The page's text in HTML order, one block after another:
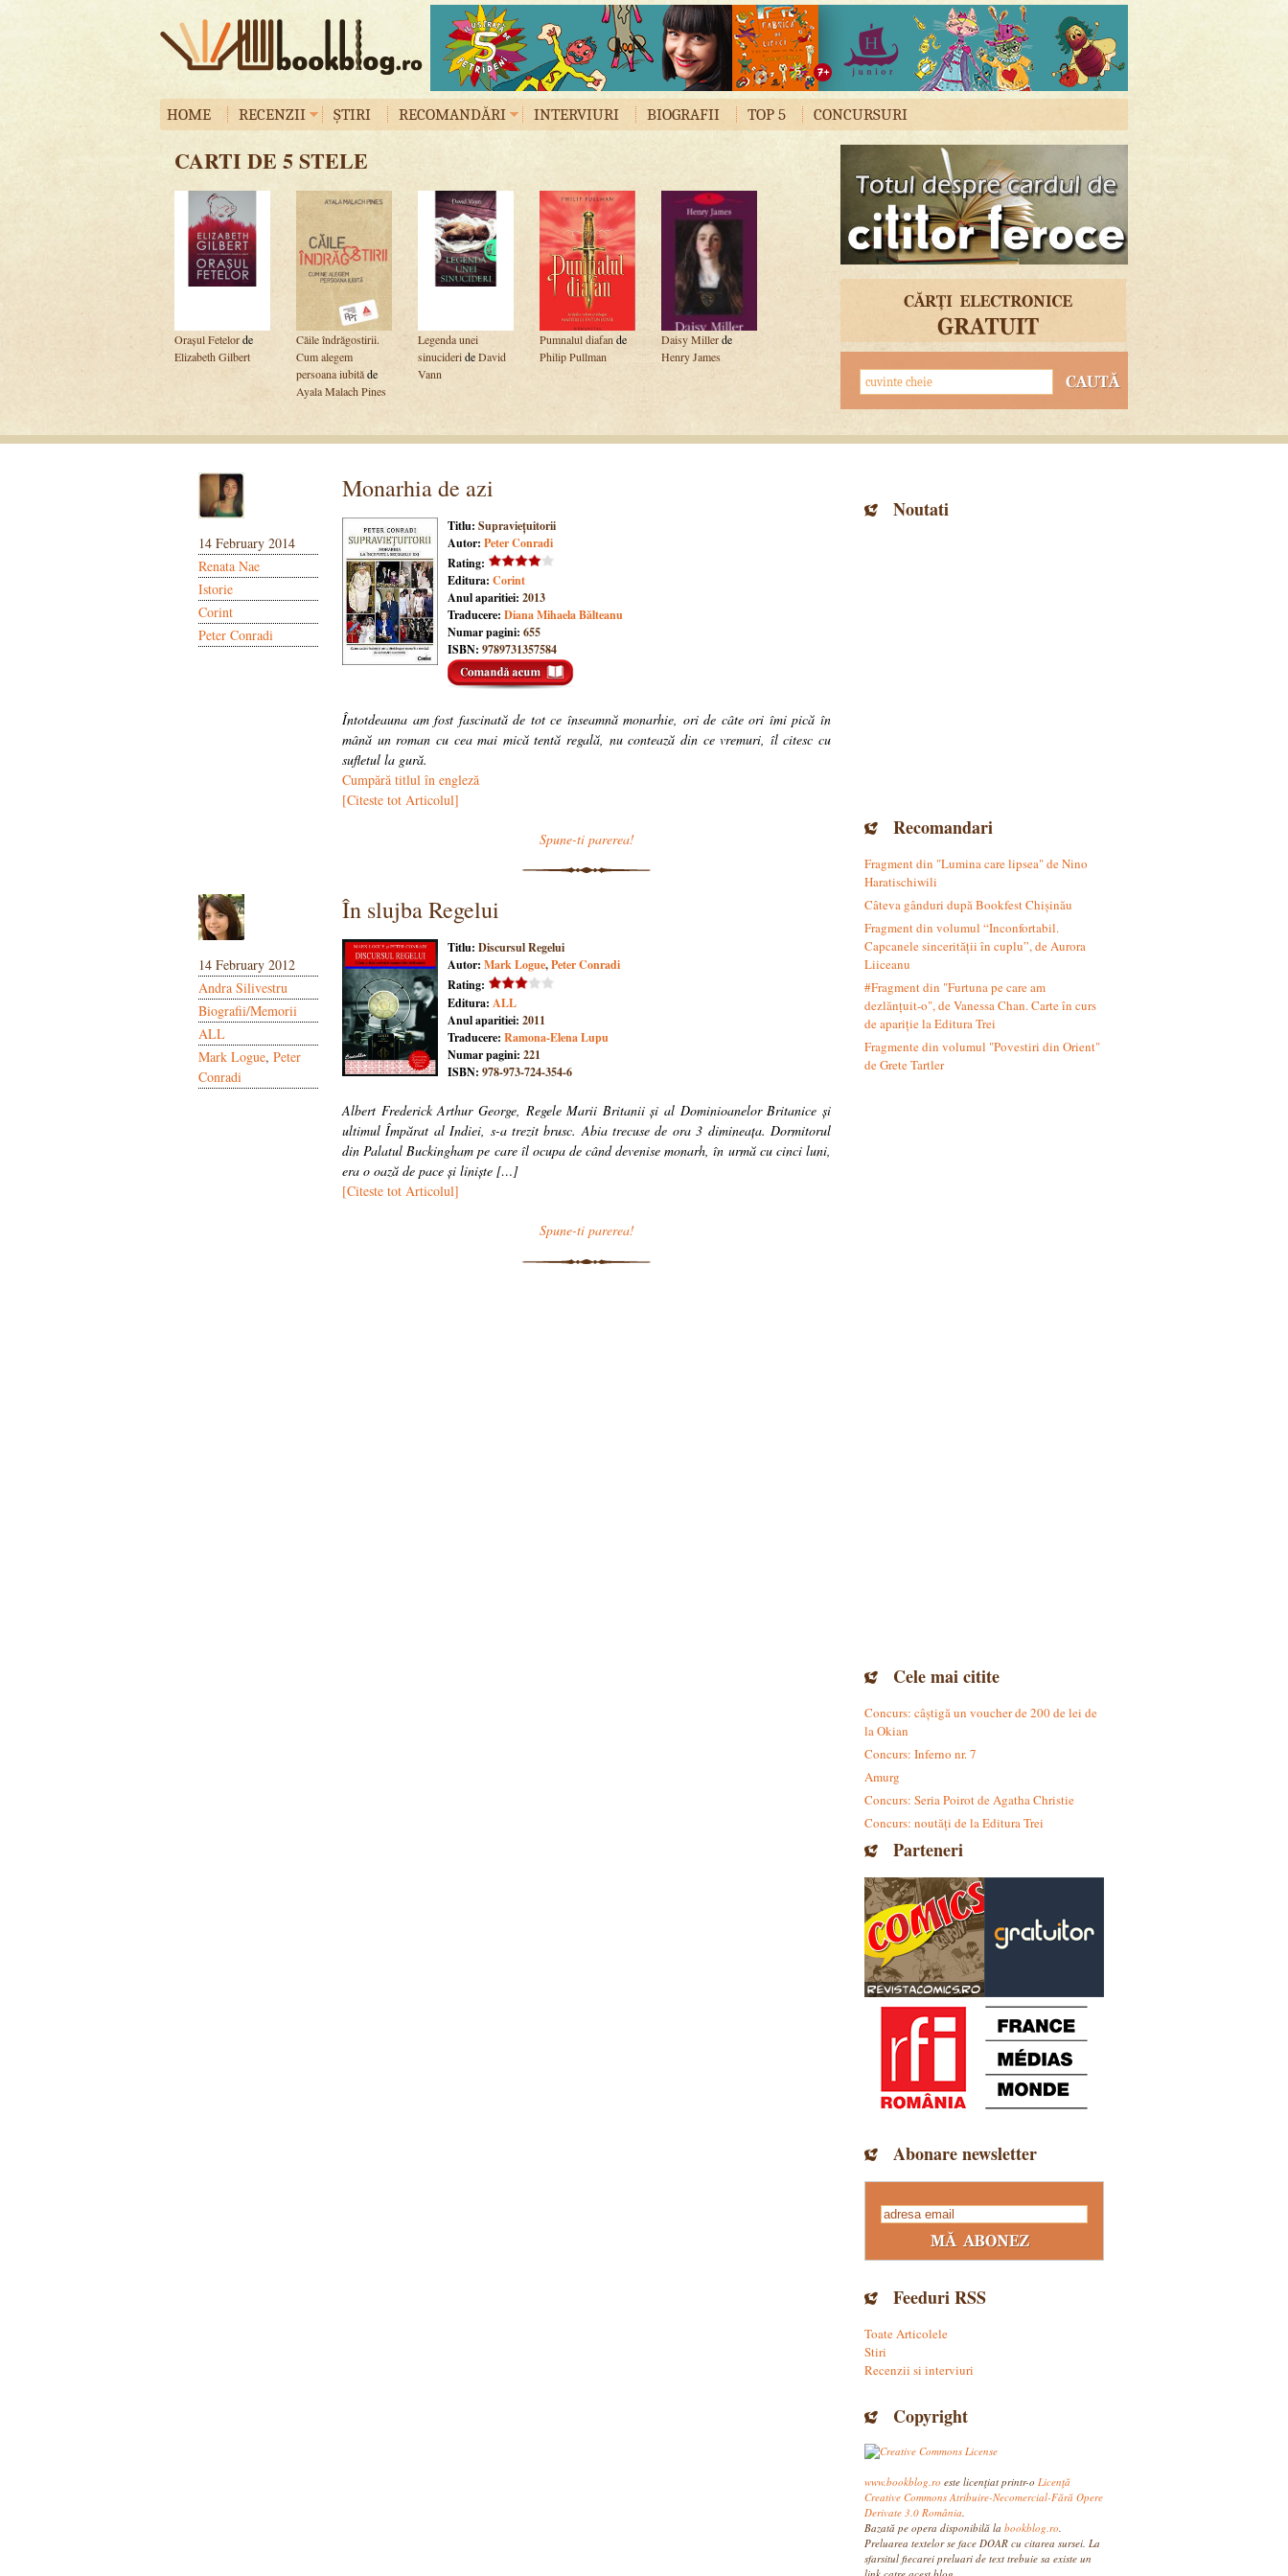
HOME RECENZII ȘTIRI RECOMANDĂRI INTERVIURI BIOGRAFII TOP 5 CONCURSURI
CARTI DE 5 STELE
Orașul Fetelorde
Elizabeth Gilbert
Căile îndrăgostirii.
Cum alegem
persoana iubităde
Ayala Malach Pines
Legenda unei
sinuciderideDavid
Vann
Pumnalul diafan de
Philip Pullman
Daisy Millerde
Henry James
14 February 2014
Renata Nae
Istorie
Corint
Peter Conradi
Monarhia de azi
Titlu: Supraviețuitorii
Autor: Peter Conradi
Rating:
Editura: Corint
Anul aparitiei: 2013
Traducere: Diana Mihaela Bălteanu
Numar pagini: 655
ISBN: 9789731357584
Întotdeauna am fost fascinată de tot ce înseamnă monarhie, ori de câte ori îmi pică în
mână un roman cu cea mai mică tentă regală, nu contează din ce vremuri, îl citesc cu
sufletul la gură.
Cumpără titlul în engleză
[Citeste tot Articolul]
Spune-ti parerea!
14 February 2012
Andra Silivestru
Biografii/Memorii
ALL
Mark Logue, Peter
Conradi
În slujba Regelui
Titlu: Discursul Regelui
Autor: Mark Logue,Peter Conradi
Rating:
Editura: ALL
Anul aparitiei: 2011
Traducere: Ramona-Elena Lupu
Numar pagini: 221
ISBN: 978-973-724-354-6
Albert Frederick Arthur George, Regele Marii Britanii și al Dominioanelor Britanice și
ultimul Împărat al Indiei, s-a trezit brusc. Abia trecuse de ora 3 dimineața. Dormitorul
din Palatul Buckingham pe care îl ocupa de când devenise monarh, în urmă cu cinci luni,
era o oază de pace și liniște […]
[Citeste tot Articolul]
Spune-ti parerea!
Noutati
Recomandari
Fragment din "Lumina care lipsea" de Nino
Haratischiwili
Câteva gânduri după Bookfest Chișinău
Fragment din volumul “Inconfortabil.
Capcanele sincerității în cuplu”, de Aurora
Liiceanu
#Fragment din "Furtuna pe care am
dezlănțuit-o", de Vanessa Chan. Carte în curs
de apariție la Editura Trei
Fragmente din volumul "Povestiri din Orient"
de Grete Tartler
Cele mai citite
Concurs: câștigă un voucher de 200 de lei de
la Okian
Concurs: Inferno nr. 7
Amurg
Concurs: Seria Poirot de Agatha Christie
Concurs: noutăți de la Editura Trei
Parteneri
Abonare newsletter
Feeduri RSS
Toate Articolele
Stiri
Recenzii si interviuri
Copyright
www.bookblog.ro este licenţiat printr-o Licenţă
Creative Commons Atribuire-Necomercial-Fără Opere
Derivate 3.0 România
Bazată pe opera disponibilă la bookblog.ro
Preluarea textelor se face DOAR cu citarea sursei. La
sfarsitul fiecarei preluari de text trebuie sa existe un